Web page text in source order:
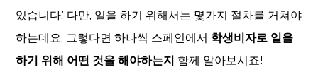
있습니다.’ 다만, 일을 하기 위해서는 몇가지 절차를 거쳐야
하는데요, 그렇다면 하나씩 스페인에서 학생비자로 일을
하기 위해 어떤 것을 해야하는지 함께 알아보시죠!